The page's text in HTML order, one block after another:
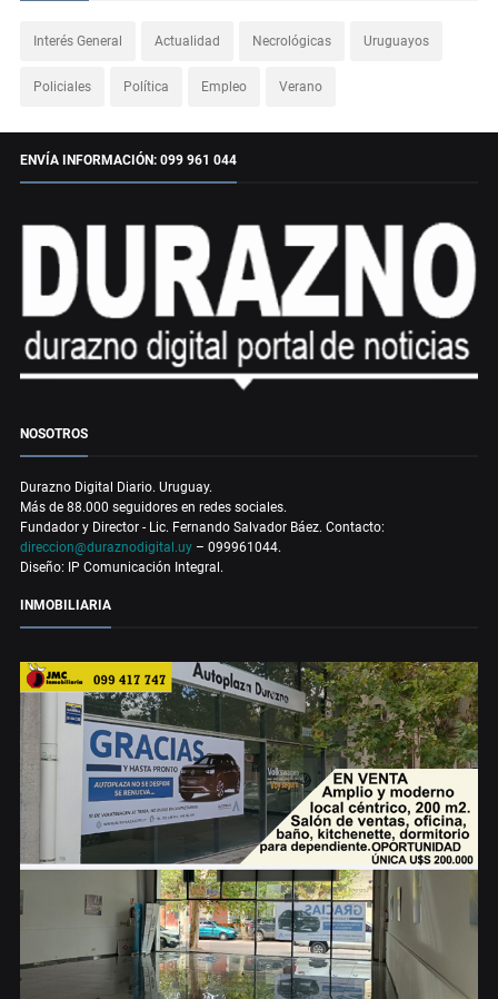
Interés General Actualidad Necrológicas Uruguayos
Policiales Política Empleo Verano
ENVÍA INFORMACIÓN: 099 961 044
NOSOTROS
Durazno Digital Diario. Uruguay.
Más de 88.000 seguidores en redes sociales.
Fundador y Director - Lic. Fernando Salvador Báez. Contacto:
direccion@duraznodigital.uy – 099961044.
Diseño: IP Comunicación Integral.
INMOBILIARIA